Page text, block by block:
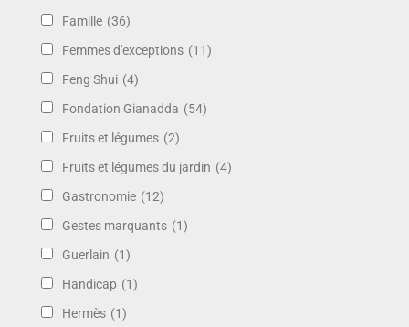
Famille (36)
Femmes d'exceptions (11)
Feng Shui (4)
Fondation Gianadda (54)
Fruits et légumes (2)
Fruits et légumes du jardin (4)
Gastronomie (12)
Gestes marquants (1)
Guerlain (1)
Handicap (1)
Hermès (1)